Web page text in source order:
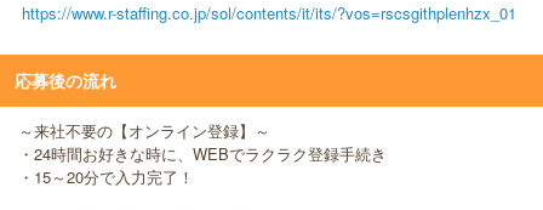
https://www.r-staffing.co.jp/sol/contents/it/its/?vos=rscsgithplenhzx_01
応募後の流れ
～来社不要の【オンライン登録】～
・24時間お好きな時に、WEBでラクラク登録手続き
・15～20分で入力完了！